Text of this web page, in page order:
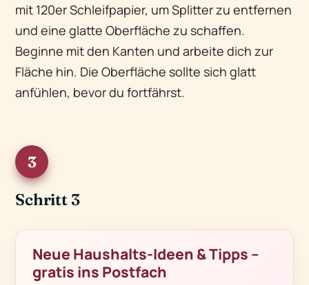
mit 120er Schleifpapier, um Splitter zu entfernen
und eine glatte Oberfläche zu schaffen.
Beginne mit den Kanten und arbeite dich zur
Fläche hin. Die Oberfläche sollte sich glatt
anfühlen, bevor du fortfährst.
3
Schritt 3
Neue Haushalts-Ideen & Tipps –
gratis ins Postfach